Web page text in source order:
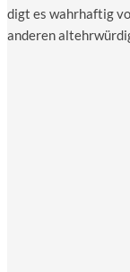
digt es wahr­haf­tig
ande­ren